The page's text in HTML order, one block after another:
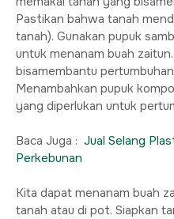
Pastikan bahwa tanah
tanah). Gunakan pupuk
untuk menanam buah
bisamembantu
Menambahkan pupuk
yang diperlukan untuk
Baca Juga : Jual Selang
Perkebunan
Kita dapat menanam buah
tanah atau di pot. Siapkan